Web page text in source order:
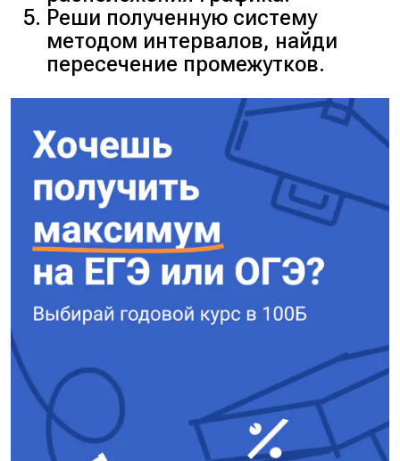
Реши полученную систему
методом интервалов, найди
пересечение промежутков.